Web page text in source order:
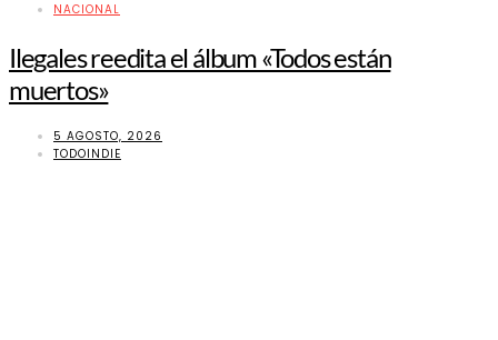
NACIONAL
Ilegales reedita el álbum «Todos están
muertos»
5 AGOSTO, 2026
TODOINDIE